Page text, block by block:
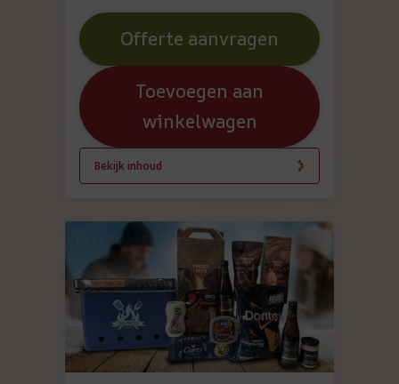
Offerte aanvragen
Toevoegen aan
winkelwagen
Bekijk inhoud